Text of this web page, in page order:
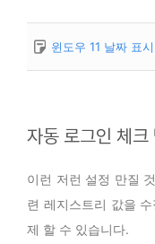
윈도우 11 날짜 표
자동 로그인 체크
이런 저런 설정 만질
련 레지스트리 값을
제 할 수 있습니다.